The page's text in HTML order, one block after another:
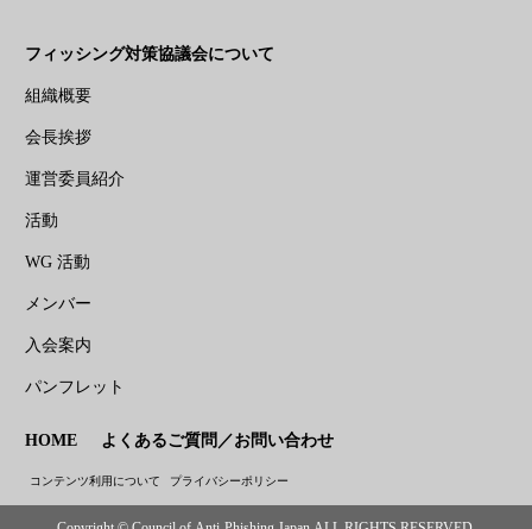
フィッシング対策協議会について
組織概要
会長挨拶
運営委員紹介
活動
WG 活動
メンバー
入会案内
パンフレット
HOME よくあるご質問／お問い合わせ
コンテンツ利用について プライバシーポリシー